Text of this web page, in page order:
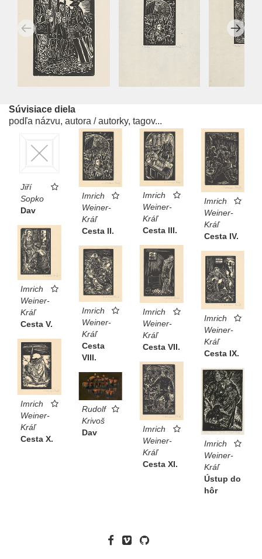
Súvisiace diela
podľa názvu, autora / autorky, tagov...
Jiří
Sopko
Dav
Imrich
Weiner-
Kráľ
Cesta II.
Imrich
Weiner-
Kráľ
Cesta III.
Imrich
Weiner-
Kráľ
Cesta IV.
Imrich
Weiner-
Kráľ
Cesta V.
Imrich
Weiner-
Kráľ
Cesta VII.
Imrich
Weiner-
Kráľ
Cesta
VIII.
Imrich
Weiner-
Kráľ
Cesta IX.
Imrich
Weiner-
Kráľ
Cesta X.
Imrich
Weiner-
Kráľ
Cesta XI.
Imrich
Weiner-
Kráľ
Ústup do
hôr
Rudolf
Krivoš
Dav